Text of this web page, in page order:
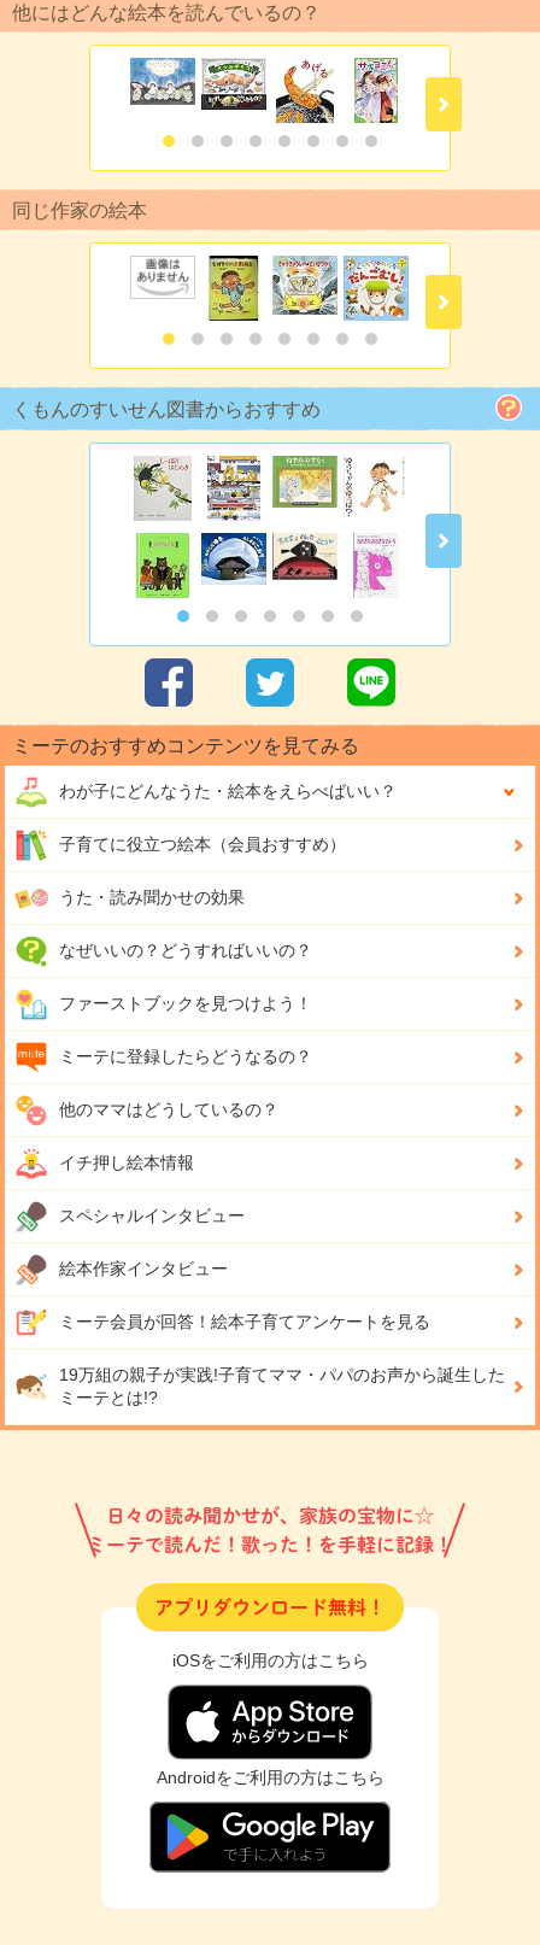
他にはどんな絵本を読んでいるの？
同じ作家の絵本
くもんのすいせん図書からおすすめ
ミーテのおすすめコンテンツを見てみる
わが子にどんなうた・絵本をえらべばいい？
子育てに役立つ絵本（会員おすすめ）
うた・読み聞かせの効果
なぜいいの？どうすればいいの？
ファーストブックを見つけよう！
ミーテに登録したらどうなるの？
他のママはどうしているの？
イチ押し絵本情報
スペシャルインタビュー
絵本作家インタビュー
ミーテ会員が回答！ 絵本子育てアンケートを見る
19万組の親子が実践!子育てママ・パパのお声から誕生した
ミーテとは!?
日々の読み聞かせが、家族の宝物に☆
ミーテで読んだ！歌った！を手軽に記録！
アプリダウンロード無料！
iOSをご利用の方はこちら
Androidをご利用の方はこちら